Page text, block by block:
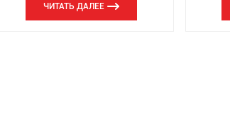
ЧИТАТЬ ДАЛЕЕ